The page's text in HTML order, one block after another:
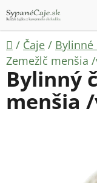
na
obsah
Domov
/ Čaje / Bylinné
Zemežlč menšia
Bylinný
menšia